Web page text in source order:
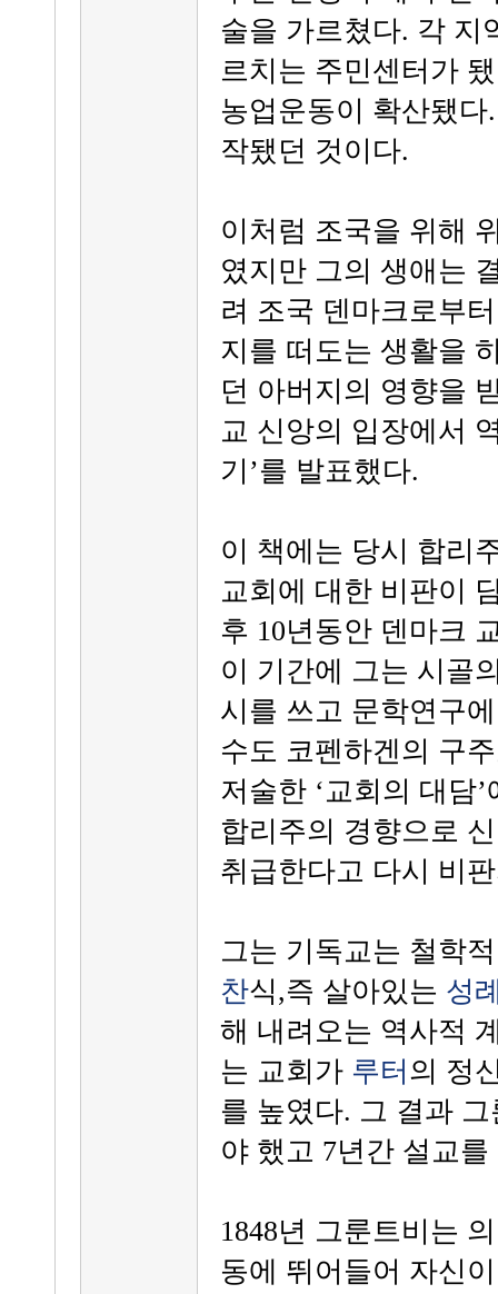
술을 가르쳤다. 각 지
르치는 주민센터가
농업운동이 확산됐
작됐던 것이다.
이처럼 조국을 위해
였지만 그의 생애는
려 조국 덴마크로부
지를 떠도는 생활을
던 아버지의 영향을
교 신앙의 입장에서
기’를 발표했다.
이 책에는 당시 합리
교회에 대한 비판이
후 10년동안 덴마크
이 기간에 그는 시골
시를 쓰고 문학연구
수도 코펜하겐의 구
저술한 ‘교회의 대담
합리주의 경향으로
취급한다고 다시 비
그는 기독교는 철학
찬식,즉 살아있는 성
해 내려오는 역사적
는 교회가 루터 의 정
를 높였다. 그 결과
야 했고 7년간 설교
1848년 그룬트비는
동에 뛰어들어 자신